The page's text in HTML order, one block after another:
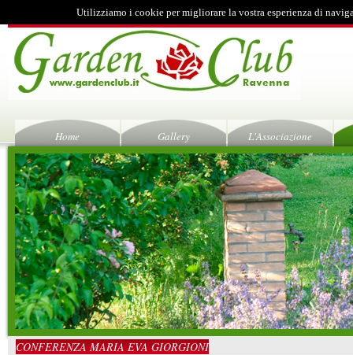
Utilizziamo i cookie per migliorare la vostra esperienza di
Home Gallery L'Associazione
CONFERENZA MARIA EVA GIORGIONI